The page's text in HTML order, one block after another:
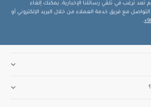
تعد ترغب في تلقي رسائلنا الإخبارية، يمكنك إلغاء
مع فريق خدمة العملاء من خلال البريد الإلكتروني أو
.